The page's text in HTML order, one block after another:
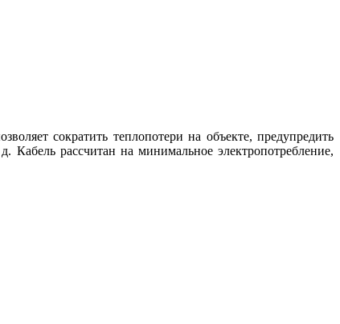
сократить теплопотери на объекте, предупредить
рассчитан на минимальное электропотребление,